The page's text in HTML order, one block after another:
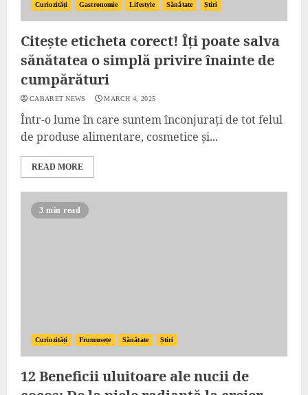
Curiozități Gastronomie Lifestyle Sănătate Știri
Citește eticheta corect! Îți poate salva
sănătatea o simplă privire înainte de
cumpărături
CABARET NEWS MARCH 4, 2025
Într-o lume în care suntem înconjurați de tot felul
de produse alimentare, cosmetice și...
READ MORE
3 min read
Curiozități Frumusețe Sănătate Știri
12 Beneficii uluitoare ale nucii de